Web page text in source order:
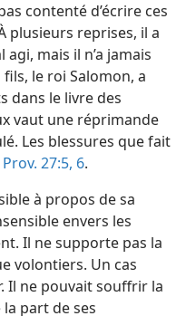
contenté d’écrire ces
plusieurs reprises, il a
mais il n’a jamais
le roi Salomon, a
dans le livre des
vaut une réprimande
Les blessures que fait
Prov. 27:5, 6.
à propos de sa
envers les
Il ne supporte pas la
volontiers. Un cas
Il ne pouvait souffrir la
part de ses